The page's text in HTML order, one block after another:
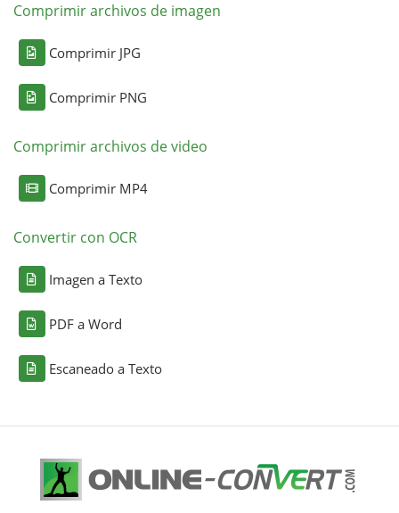
Comprimir archivos de imagen
Comprimir JPG
Comprimir PNG
Comprimir archivos de video
Comprimir MP4
Convertir con OCR
Imagen a Texto
PDF a Word
Escaneado a Texto